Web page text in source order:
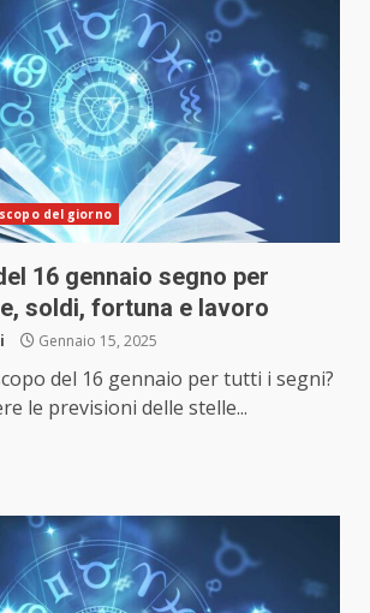
del giorno
16 gennaio segno per
soldi, fortuna e lavoro
Gennaio 15, 2025
del 16 gennaio per tutti i segni?
le previsioni delle stelle...